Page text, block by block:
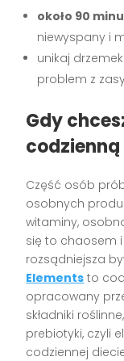
około 90
niewyspany i
unikaj
problem z
Gdy
Część osób
osobnych
witaminy,
się to chaosem
rozsądniejsza
Elements to
opracowany
składniki
prebiotyki, czyli
codziennej